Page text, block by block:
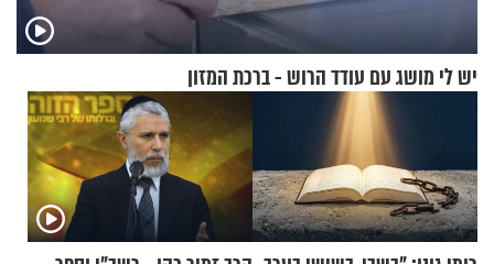
יש לי מושג עם עודד הרוש - ברכת המזון